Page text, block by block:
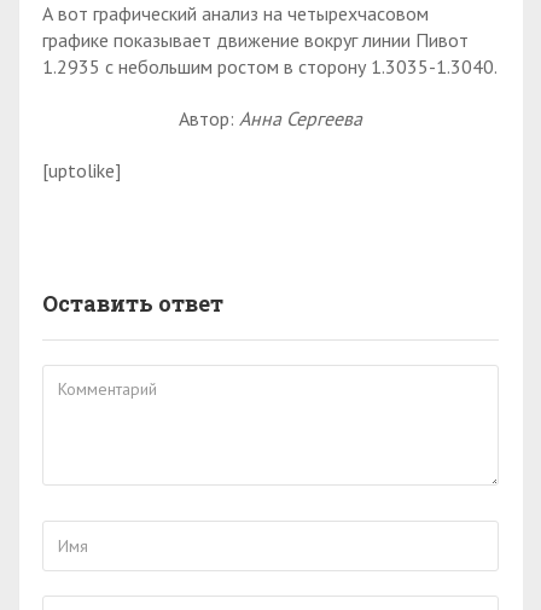
А вот графический анализ на четырехчасовом
графике показывает движение вокруг линии Пивот
1.2935 с небольшим ростом в сторону 1.3035-1.3040.
Автор: Анна Сергеева
[uptolike]
Оставить ответ